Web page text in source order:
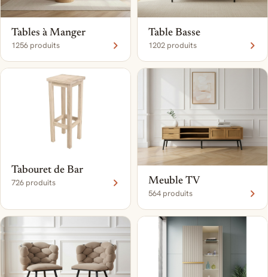
Tables à Manger
1256 produits
Table Basse
1202 produits
Tabouret de Bar
726 produits Meuble TV
564 produits